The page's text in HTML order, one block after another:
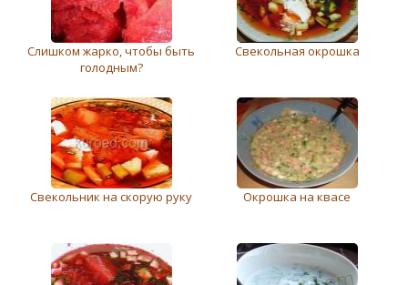
Слишком жарко, чтобы быть
голодным?
Cвекольная окрошка
Свекольник на скорую руку Окрошка на квасе